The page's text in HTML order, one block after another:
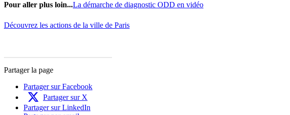
Pour aller plus loin...La démarche de diagnostic ODD en vidéo
Découvrez les actions de la ville de Paris
Partager la page
Partager sur Facebook
Partager sur X
Partager sur LinkedIn